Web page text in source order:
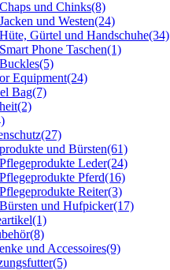
Chaps und Chinks(8)
Jacken und Westen(24)
Hüte, Gürtel und Handschuhe(34)
Smart Phone Taschen(1)
Buckles(5)
Equipment(24)
Bag(7)
(2)
(27)
und Bürsten(61)
Pflegeprodukte Leder(24)
Pflegeprodukte Pferd(16)
Pflegeprodukte Reiter(3)
Bürsten und Hufpicker(17)
(1)
(8)
und Accessoires(9)
(5)